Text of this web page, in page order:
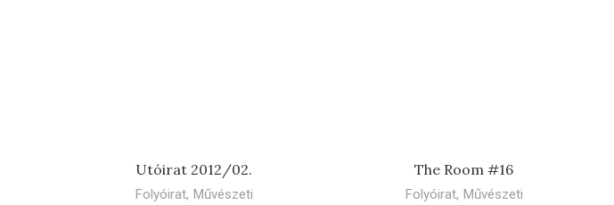
TOVÁBB
Utóirat 2012/02.
Folyóirat, Művészeti
TOVÁBB
The Room #16
Folyóirat, Művészeti